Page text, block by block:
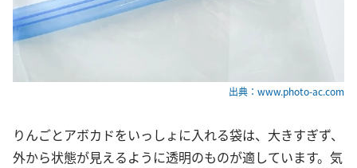
出典：www.photo-ac.com
りんごとアボカドをいっしょに入れる袋は、大きすぎず、
外から状態が見えるように透明のものが適しています。気